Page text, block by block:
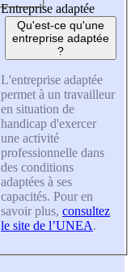
Entreprise adaptée
Qu'est-ce qu'une
entreprise adaptée
?
L'entreprise adaptée
permet à un travailleur
en situation de
handicap d'exercer
une activité
professionnelle dans
des conditions
adaptées à ses
capacités. Pour en
savoir plus, consultez
le site de l’UNEA.